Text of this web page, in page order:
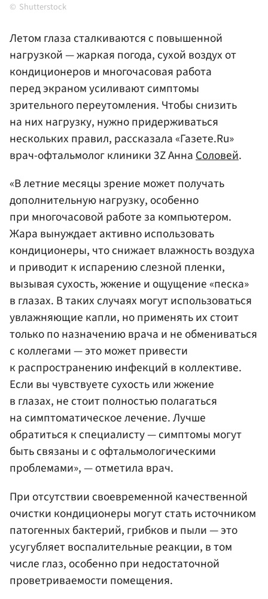
Shutterstock
Летом глаза сталкиваются с повышенной
нагрузкой — жаркая погода, сухой воздух от
кондиционеров и многочасовая работа
перед экраном усиливают симптомы
зрительного переутомления. Чтобы снизить
на них нагрузку, нужно придерживаться
нескольких правил, рассказала «Газете.Ru»
врач-офтальмолог клиники 3Z АннаСоловей.
«В летние месяцы зрение может получать
дополнительную нагрузку, особенно
при многочасовой работе за компьютером.
Жара вынуждает активно использовать
кондиционеры, что снижает влажность воздуха
и приводит к испарению слезной пленки,
вызывая сухость, жжение и ощущение «песка»
в глазах. В таких случаях могут использоваться
увлажняющие капли, но применять их стоит
только по назначению врача и не обмениваться
с коллегами — это может привести
к распространению инфекций в коллективе.
Если вы чувствуете сухость или жжение
в глазах, не стоит полностью полагаться
на симптоматическое лечение. Лучше
обратиться к специалисту — симптомы могут
быть связаны и с офтальмологическими
проблемами», — отметила врач.
При отсутствии своевременной качественной
очистки кондиционеры могут стать источником
патогенных бактерий, грибков и пыли — это
усугубляет воспалительные реакции, в том
числе глаз, особенно при недостаточной
проветриваемости помещения.